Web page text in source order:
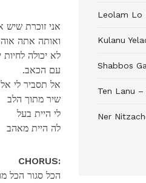
אני זוכרת שיש
ואותה אתה
לא יכולה לחיות
.עם הכאב
אל תסביר לי
שיר מתוך הלב
לי היית בעל
לה היית מאהב
CHORUS:
הכל סגור הכל